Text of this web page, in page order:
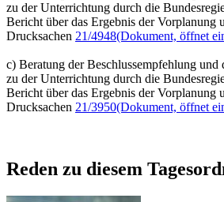
zu der Unterrichtung durch die
Bericht über das Ergebnis der
Drucksachen 21/4948(Dokument, öffnet
c) Beratung der Beschlussempfehlung und
zu der Unterrichtung durch die
Bericht über das Ergebnis der
Drucksachen 21/3950(Dokument, öffnet
Reden zu diesem